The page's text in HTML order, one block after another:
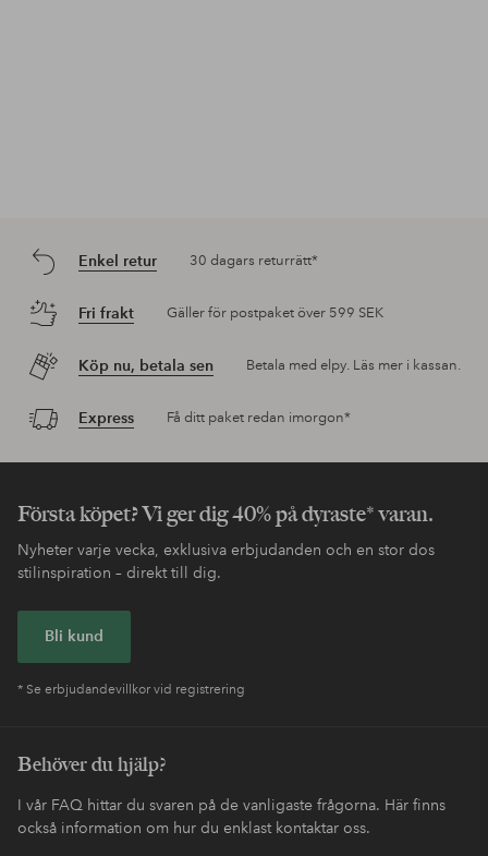
Enkel retur 30 dagars returrätt*
Fri frakt Gäller för postpaket över 599 SEK
Köp nu, betala sen Betala med elpy. Läs mer i kassan.
Express Få ditt paket redan imorgon*
Första köpet? Vi ger dig 40% på dyraste* varan.
Nyheter varje vecka, exklusiva erbjudanden och en stor dos
stilinspiration – direkt till dig.
Bli kund
* Se erbjudandevillkor vid registrering
Behöver du hjälp?
I vår FAQ hittar du svaren på de vanligaste frågorna. Här finns
också information om hur du enklast kontaktar oss.